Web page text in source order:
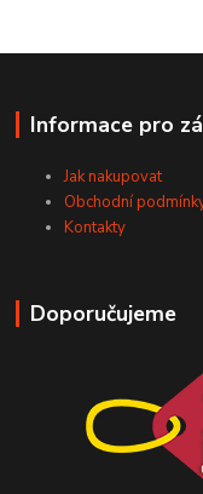
Informace pro
Jak nakupovat
Obchodní
Kontakty
Doporučujeme